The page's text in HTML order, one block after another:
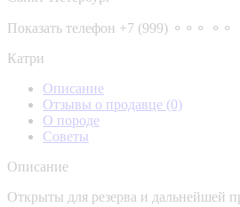
Показать телефон +7 (999) ⚬⚬⚬ ⚬⚬
Катри
Описание
Отзывы о продавце (0)
О породе
Советы
Описание
Открыты для резерва и дальнейшей